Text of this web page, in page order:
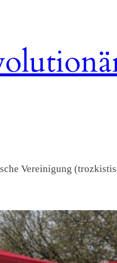
Vereinigung